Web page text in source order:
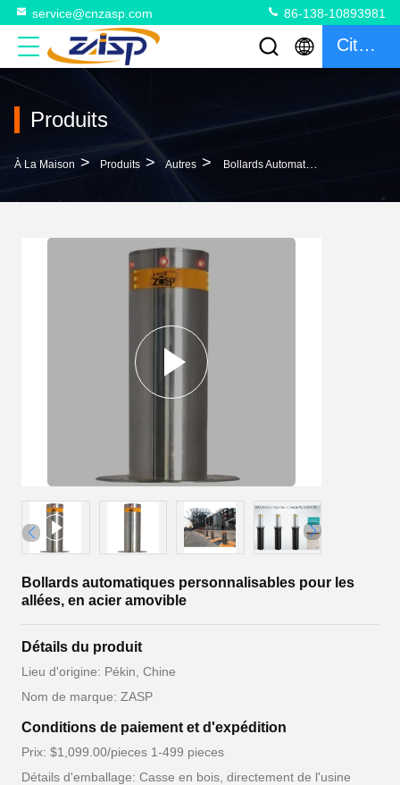
service@cnzasp.com 86-138-10893981
Citation
Produits
À La Maison > Produits > Autres > Bollards Automatiques Personnalisables Pour Les Allées, En Acier Amovible
Bollards automatiques personnalisables pour les
allées, en acier amovible
Détails du produit
Lieu d'origine: Pékin, Chine
Nom de marque: ZASP
Conditions de paiement et d'expédition
Prix: $1,099.00/pieces 1-499 pieces
Détails d'emballage: Casse en bois, directement de l'usine